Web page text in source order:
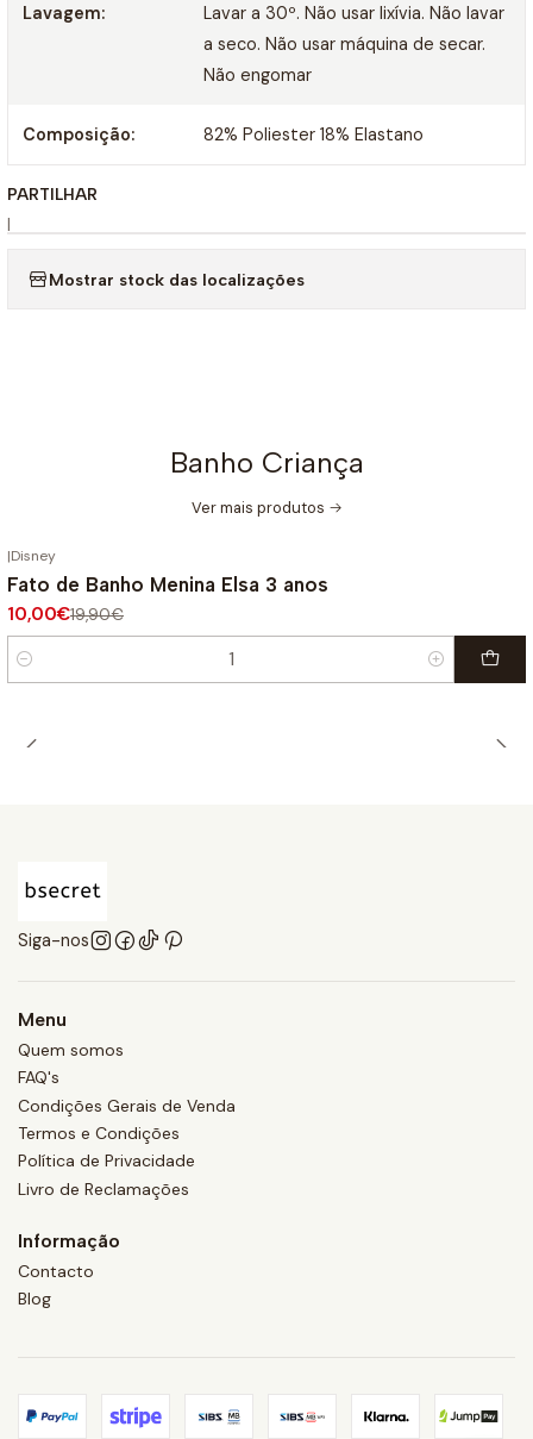
Lavagem:
Lavar a 30º. Não usar lixívia. Não lavar
a seco. Não usar máquina de secar.
Não engomar
Composição: 82% Poliester 18% Elastano
PARTILHAR
|
Mostrar stock das localizações
Banho Criança
Ver mais produtos
-50%
|Disney
Fato de Banho Menina Elsa 3 anos
10,00€19,90€
Quantidade
Siga-nos
Menu
Quem somos
FAQ's
Condições Gerais de Venda
Termos e Condições
Política de Privacidade
Livro de Reclamações
Informação
Contacto
Blog